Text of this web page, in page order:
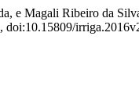
da, e Magali Ribeiro
doi:10.15809/